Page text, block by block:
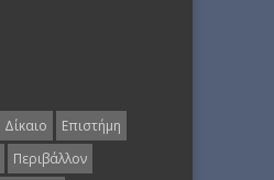
Δίκαιο
Επιστήμη
Περιβάλλον